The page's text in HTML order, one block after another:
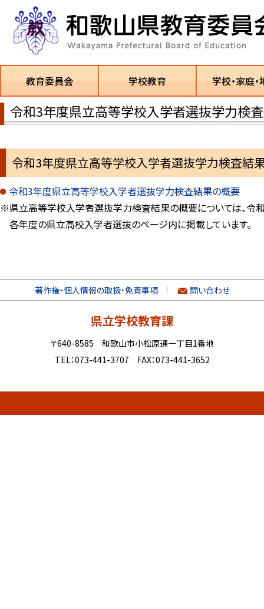
教育委員会 学校教育 学校・家庭
令和3年度県立高等学校入学者選抜学力検
令和3年度県立高等学校入学者選抜学力検査結
令和3年度県立高等学校入学者選抜学力検査結果の概要
※県立高等学校入学者選抜学力検査結果の概要については、令
各年度の県立高校入学者選抜のページ内に掲載しています。
著作権・個人情報の取扱・免責事項 問い合わせ
県立学校教育課
〒640-8585 和歌山市小松原通一丁目1番地
TEL：073-441-3707 FAX：073-441-3652